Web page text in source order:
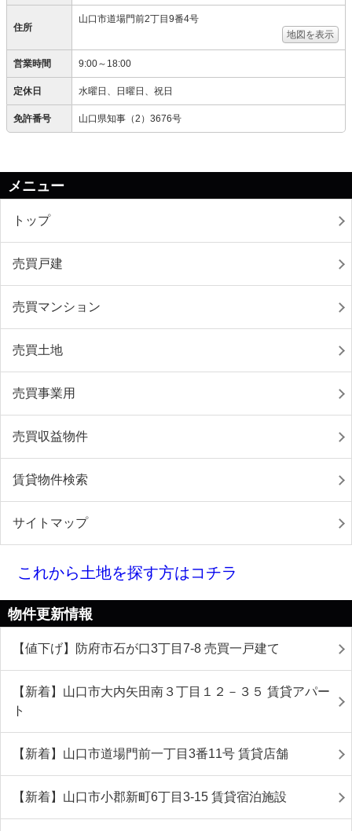
住所
山口市道場門前2丁目9番4号
地図を表示
営業時間 9:00～18:00
定休日 水曜日、日曜日、祝日
免許番号 山口県知事（2）3676号
メニュー
トップ
売買戸建
売買マンション
売買土地
売買事業用
売買収益物件
賃貸物件検索
サイトマップ
これから土地を探す方はコチラ
物件更新情報
【値下げ】防府市石が口3丁目7-8 売買一戸建て
【新着】山口市大内矢田南３丁目１２－３５ 賃貸アパー
ト
【新着】山口市道場門前一丁目3番11号 賃貸店舗
【新着】山口市小郡新町6丁目3-15 賃貸宿泊施設